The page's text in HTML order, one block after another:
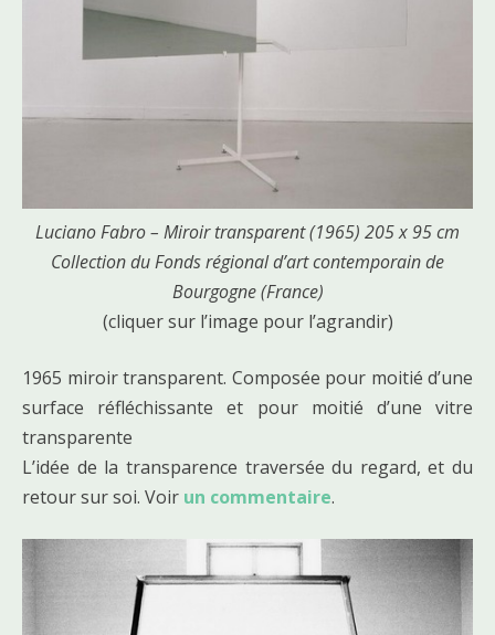
Luciano Fabro – Miroir transparent (1965) 205 x 95 cm
Collection du Fonds régional d’art contemporain de
Bourgogne (France)
(cliquer sur l’image pour l’agrandir)
1965 miroir transparent. Composée pour moitié d’une
surface réfléchissante et pour moitié d’une vitre
transparente
L’idée de la transparence traversée du regard, et du
retour sur soi. Voir un commentaire.